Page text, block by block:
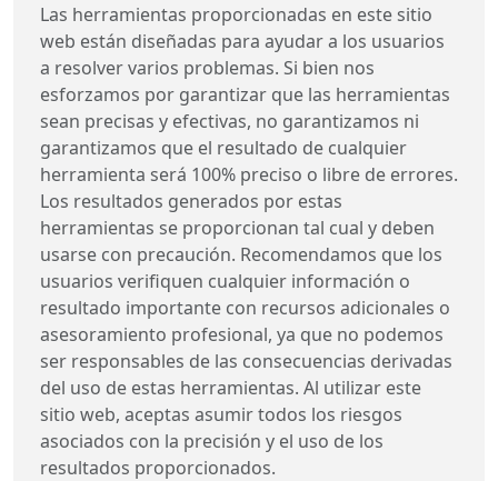
Las herramientas proporcionadas en este sitio
web están diseñadas para ayudar a los usuarios
a resolver varios problemas. Si bien nos
esforzamos por garantizar que las herramientas
sean precisas y efectivas, no garantizamos ni
garantizamos que el resultado de cualquier
herramienta será 100% preciso o libre de errores.
Los resultados generados por estas
herramientas se proporcionan tal cual y deben
usarse con precaución. Recomendamos que los
usuarios verifiquen cualquier información o
resultado importante con recursos adicionales o
asesoramiento profesional, ya que no podemos
ser responsables de las consecuencias derivadas
del uso de estas herramientas. Al utilizar este
sitio web, aceptas asumir todos los riesgos
asociados con la precisión y el uso de los
resultados proporcionados.